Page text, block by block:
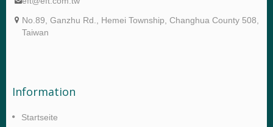
No.89, Ganzhu Rd., Hemei Township, Changhua County 508,
Taiwan
Information
Startseite